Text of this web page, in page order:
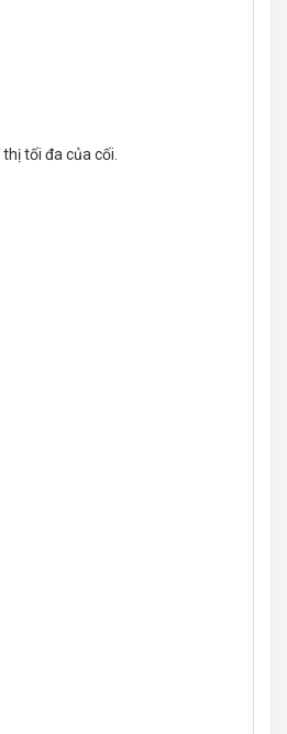
tối đa của cối.